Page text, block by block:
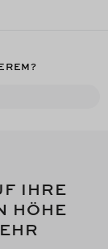
IHRE
HÖHE